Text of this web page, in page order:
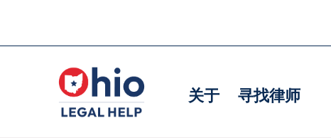
导
航
关于 寻找律师
导
航